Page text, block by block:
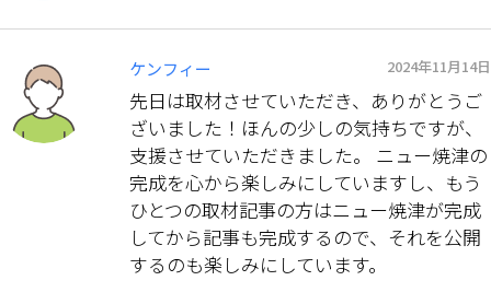
ケンフィー 2024年11月14日
先日は取材させていただき、ありがとうご
ざいました！ほんの少しの気持ちですが、
支援させていただきました。 ニュー焼津の
完成を心から楽しみにしていますし、もう
ひとつの取材記事の方はニュー焼津が完成
してから記事も完成するので、それを公開
するのも楽しみにしています。